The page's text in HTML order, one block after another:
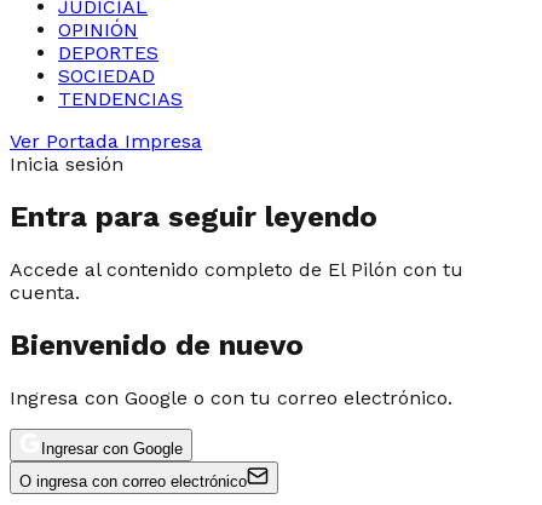
JUDICIAL
OPINIÓN
DEPORTES
SOCIEDAD
TENDENCIAS
Ver Portada Impresa
Inicia sesión
Entra para seguir leyendo
Accede al contenido completo de El Pilón con tu
cuenta.
Bienvenido de nuevo
Ingresa con Google o con tu correo electrónico.
Ingresar con Google
O ingresa con correo electrónico